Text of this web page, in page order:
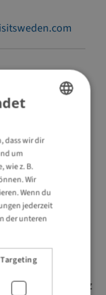
Travel
& USA
mit Sitz
GERMAN
dass wir dir
um
wie z. B.
Wir
Wenn du
jederzeit
der unteren
Targeting